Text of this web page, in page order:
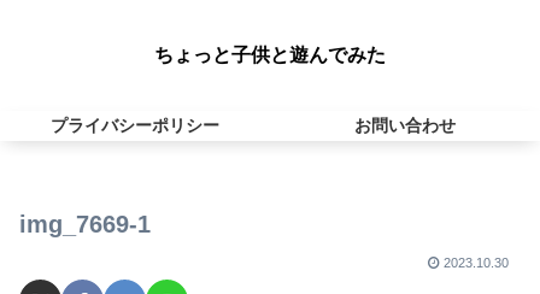
ちょっと子供と遊んでみた
プライバシーポリシー お問い合わせ
img_7669-1
2023.10.30